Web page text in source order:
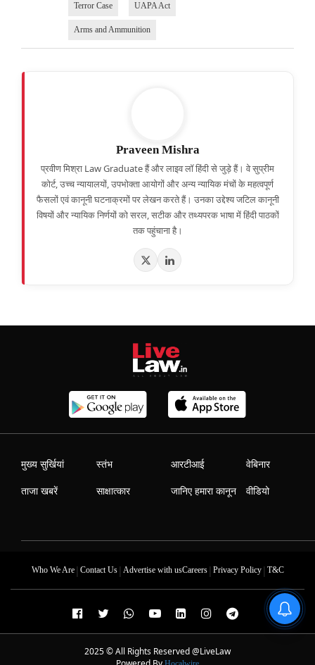
Terror Case UAPA Act
Arms and Ammunition
Praveen Mishra
प्रवीण मिश्रा Law Graduate हैं और लाइव लॉ हिंदी से जुड़े हैं। वे सुप्रीम
कोर्ट, उच्च न्यायालयों, उपभोक्ता आयोगों और अन्य न्यायिक मंचों के महत्वपूर्ण
फैसलों एवं कानूनी घटनाक्रमों पर लेखन करते हैं। उनका उद्देश्य जटिल कानूनी
विषयों और न्यायिक निर्णयों को सरल, सटीक और तथ्यपरक भाषा में हिंदी पाठकों
तक पहुंचाना है।
मुख्य सुर्खियां
ताजा खबरें
स्तंभ
साक्षात्कार
आरटीआई
जानिए हमारा कानून
वेबिनार
वीडियो
Who We Are| Contact Us| Advertise with usCareers| Privacy Policy| T&C
2025 © All Rights Reserved @LiveLaw